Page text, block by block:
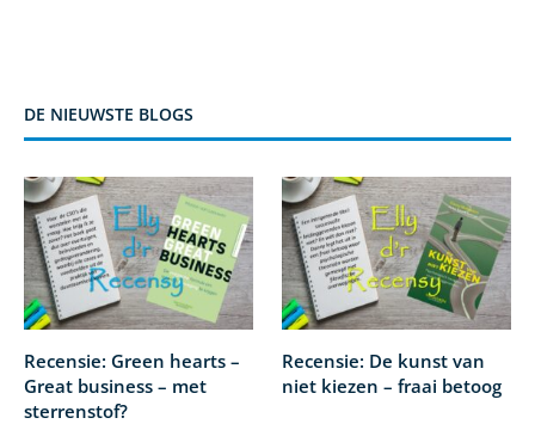
DE NIEUWSTE BLOGS
Recensie: Green hearts –
Great business – met
sterrenstof?
Recensie: De kunst van
niet kiezen – fraai betoog